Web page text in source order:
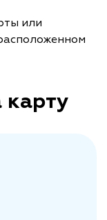
или
карту